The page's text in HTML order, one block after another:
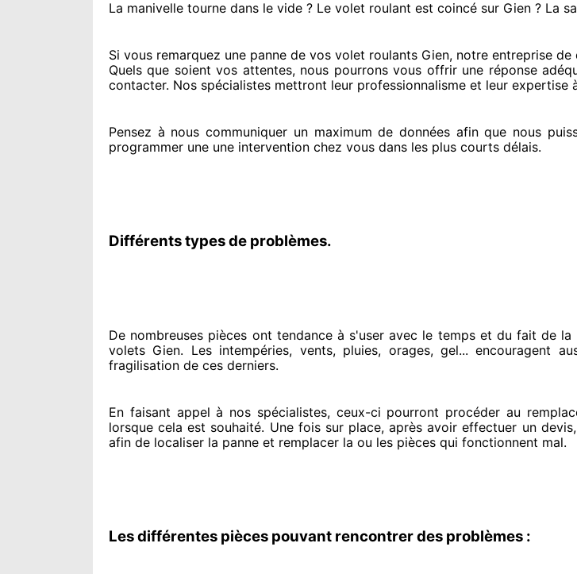
La manivelle tourne dans le vide ? Le volet roulant est coincé sur Gien ? La
Si vous remarquez une panne de vos volet roulants Gien, notre entreprise de
Quels que soient vos attentes, nous pourrons vous offrirune réponse
contacter. Nos spécialistes mettront leur professionnalisme et leur expertise
Pensez à nous communiquer un maximum de donnéesafin que nous
programmer une une intervention chez vous dans les plus courts délais.
Différents types de problèmes.
De nombreuses pièces ont tendance à s'user avec le temps et du fait de la
volets Gien. Les intempéries, vents, pluies, orages, gel... encouragent
fragilisation de ces derniers.
En faisant appel à nos spécialistes, ceux-ci pourront procéder au
lorsque cela est souhaité. Une fois sur place, après avoir effectuer un
afin de localiser la panne et remplacer la ou les pièces qui fonctionnent mal.
Les différentes pièces pouvant rencontrer des problèmes :